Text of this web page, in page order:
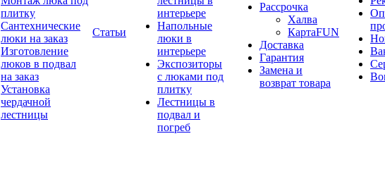
плитку
Сантехнические
люки на заказ
Изготовление
люков в подвал
на заказ
Установка
чердачной
лестницы
Статьи
интерьере
Напольные
люки в
интерьере
Экспозиторы
с люками под
плитку
Лестницы в
подвал и
погреб
Рассрочка
Халва
КартаFUN
Доставка
Гарантия
Замена и
возврат товара